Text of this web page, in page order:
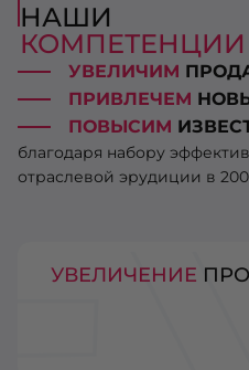
НАШИ
КОМПЕТЕНЦИИ
УВЕЛИЧИМ
ПРИВЛЕЧЕМ
ПОВЫСИМ
благодаря набору
отраслевой эрудиции в
УВЕЛИЧЕНИЕ